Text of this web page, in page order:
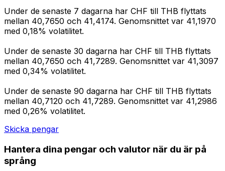
Under de senaste 7 dagarna har CHF till THB flyttats
mellan 40,7650 och 41,4174. Genomsnittet var 41,1970
med 0,18% volatilitet.
Under de senaste 30 dagarna har CHF till THB flyttats
mellan 40,7650 och 41,7289. Genomsnittet var 41,3097
med 0,34% volatilitet.
Under de senaste 90 dagarna har CHF till THB flyttats
mellan 40,7120 och 41,7289. Genomsnittet var 41,2986
med 0,26% volatilitet.
Skicka pengar
Hantera dina pengar och valutor när du är på
språng